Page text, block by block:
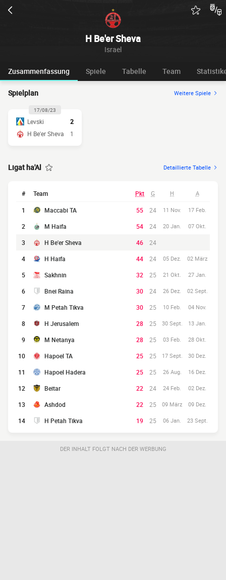
H Be'er Sheva
Israel
Zusammenfassung Spiele Tabelle Team
Spielplan Weitere Spiele
17/08/23
Levski
2
H Be'er Sheva
1
Ligat ha'Al Detaillierte Tabelle
# Team Pkt G H A
1 Maccabi TA 55 24 11 Nov. 17 Feb.
2 M Haifa 54 24 20 Jan. 07 Okt.
3 H Be'er Sheva 46
24
4
H Haifa 44 24 05 Dez. 02 März
5 Sakhnin 32 25 21 Okt. 27 Jan.
6 Bnei Raina 30 24 26 Dez. 02 Sept.
7 M Petah Tikva 30 25 10 Feb. 04 Nov.
8 H Jerusalem 28 25 30 Sept. 13 Jan.
9 M Netanya 28 25 03 Feb. 28 Okt.
10 Hapoel TA 25 25 17 Sept. 30 Dez.
11 Hapoel Hadera 25 25 26 Aug. 16 Dez.
12 Beitar 22 24 24 Feb. 02 Dez.
13 Ashdod 22 25 09 März 09 Dez.
14 H Petah Tikva 19 25 06 Jan. 23 Sept.
DER INHALT FOLGT NACH DER WERBUNG